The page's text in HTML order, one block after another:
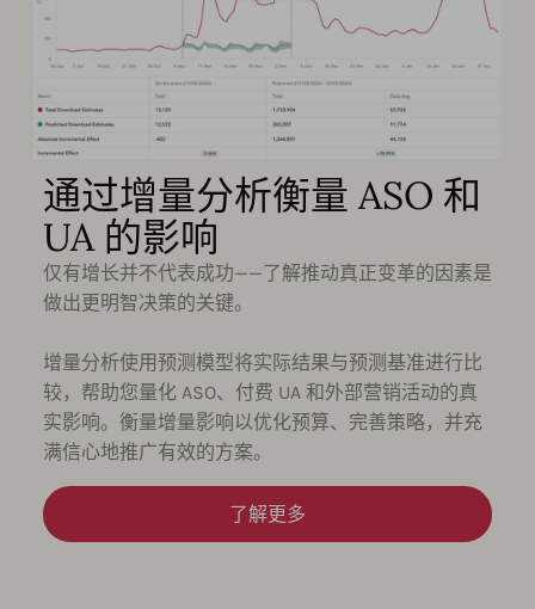
通过增量分析衡量 ASO 和
UA 的影响
仅有增长并不代表成功——了解推动真正变革的因素是
做出更明智决策的关键。
增量分析使用预测模型将实际结果与预测基准进行比
较，帮助您量化 ASO、付费 UA 和外部营销活动的真
实影响。衡量增量影响以优化预算、完善策略，并充
满信心地推广有效的方案。
了解更多